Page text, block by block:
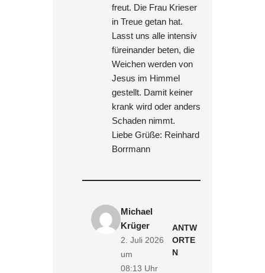
freut. Die Frau Krieser
in Treue getan hat.
Lasst uns alle intensiv
füreinander beten, die
Weichen werden von
Jesus im Himmel
gestellt. Damit keiner
krank wird oder anders
Schaden nimmt.
Liebe Grüße: Reinhard
Borrmann
Michael
Krüger
2. Juli 2026
um
08:13 Uhr
ANTW
ORTE
N